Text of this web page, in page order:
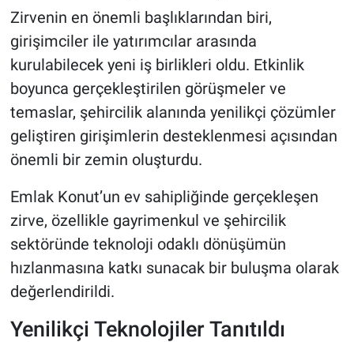
Zirvenin en önemli başlıklarından biri,
girişimciler ile yatırımcılar arasında
kurulabilecek yeni iş birlikleri oldu. Etkinlik
boyunca gerçekleştirilen görüşmeler ve
temaslar, şehircilik alanında yenilikçi çözümler
geliştiren girişimlerin desteklenmesi açısından
önemli bir zemin oluşturdu.
Emlak Konut’un ev sahipliğinde gerçekleşen
zirve, özellikle gayrimenkul ve şehircilik
sektöründe teknoloji odaklı dönüşümün
hızlanmasına katkı sunacak bir buluşma olarak
değerlendirildi.
Yenilikçi Teknolojiler Tanıtıldı